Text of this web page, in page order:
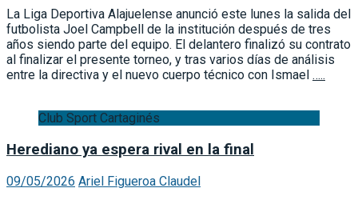
La Liga Deportiva Alajuelense anunció este lunes la salida del
futbolista Joel Campbell de la institución después de tres
años siendo parte del equipo. El delantero finalizó su contrato
al finalizar el presente torneo, y tras varios días de análisis
entre la directiva y el nuevo cuerpo técnico con Ismael …..
Club Sport Cartaginés
Herediano ya espera rival en la final
09/05/2026 Ariel Figueroa Claudel